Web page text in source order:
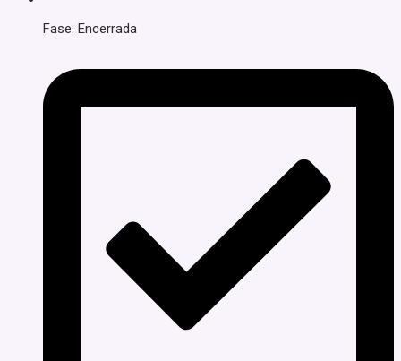
Fase: Encerrada